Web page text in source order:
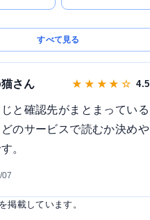
すべて見る
さん ★ ★ ★ ★ ☆ 4.5
と確認先がまとまっている
のサービスで読むか決めや
。
掲載しています。